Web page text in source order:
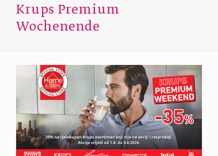
Krups Premium
Wochenende